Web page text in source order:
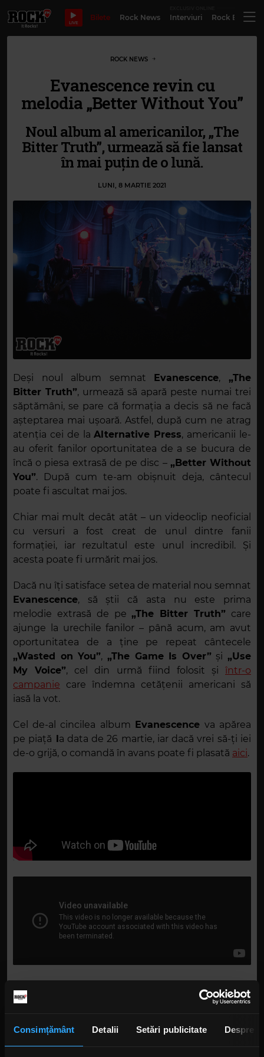
Consimțământ Detalii Setări publicitate Despre
LIVE
Bilete Rock News Interviuri Rock
ROCK NEWS
Evanescence revin cu
melodia „Better Without You”
Noul album al americanilor, „The
Bitter Truth”, urmează să fie lansat
în mai puțin de o lună.
LUNI, 8 MARTIE 2021
Deși noul album semnat Evanescence,„The
Bitter Truth”, urmează să apară peste numai trei
săptămâni, se pare că formația a decis să ne facă
așteptarea mai ușoară. Astfel, după cum ne atrag
atenția cei de laAlternative Press, americanii le-
au oferit fanilor oportunitatea de a se bucura de
încă o piesa extrasă de pe disc – „Better Without
You”. După cum te-am obișnuit deja, cântecul
poate fi ascultat mai jos.
Chiar mai mult decât atât – un videoclip neoficial
cu versuri a fost creat de unul dintre fanii
formației, iar rezultatul este unul incredibil. Și
acesta poate fi urmărit mai jos.
Dacă nu îți satisface setea de material nou semnat
Evanescence, să știi că asta nu este prima
melodie extrasă de pe„The Bitter Truth” care
ajunge la urechile fanilor – până acum, am avut
oportunitatea de a ține pe repeat cântecele
„Wasted on You”, „The Game Is Over”și „Use
My Voice”, cel din urmă fiind folosit și într-o
campanie care îndemna cetățenii americani să
iasă la vot.
Cel de-al cincilea album Evanescence va apărea
pe piață
a data de 26 martie, iar dacă vrei să-ți iei
de-o grijă, o comandă în avans poate fi plasată aici.